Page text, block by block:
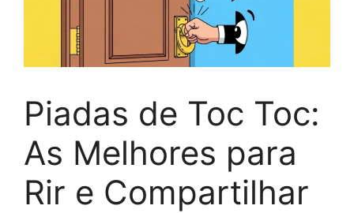
Piadas de Toc Toc:
As Melhores para
Rir e Compartilhar